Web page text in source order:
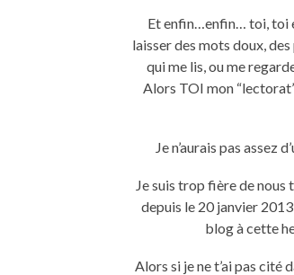
Et enfin…enfin… toi, toi
laisser des mots doux,
qui me lis, ou me
Alors TOI mon
Je n’aurais pas
Je suis trop fière de
depuis le 20 janvier 2013
blog à cette
Alors si je ne t’ai pas cité